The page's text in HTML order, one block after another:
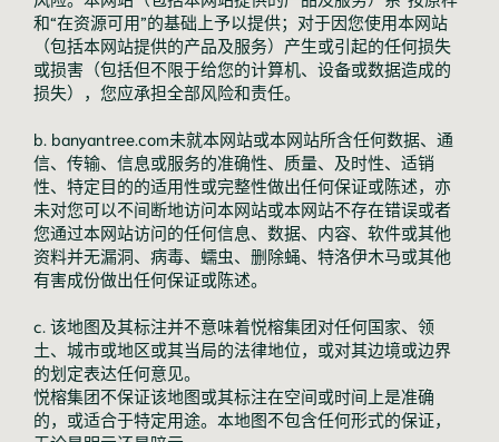
和“在资源可用”的基础上予以提供；对于因您使用本网站
（包括本网站提供的产品及服务）产生或引起的任何损失
或损害（包括但不限于给您的计算机、设备或数据造成的
损失），您应承担全部风险和责任。
b. banyantree.com未就本网站或本网站所含任何数据、通
信、传输、信息或服务的准确性、质量、及时性、适销
性、特定目的的适用性或完整性做出任何保证或陈述，亦
未对您可以不间断地访问本网站或本网站不存在错误或者
您通过本网站访问的任何信息、数据、内容、软件或其他
资料并无漏洞、病毒、蠕虫、删除蝇、特洛伊木马或其他
有害成份做出任何保证或陈述。
c. 该地图及其标注并不意味着悦榕集团对任何国家、领
土、城市或地区或其当局的法律地位，或对其边境或边界
的划定表达任何意见。
悦榕集团不保证该地图或其标注在空间或时间上是准确
的，或适合于特定用途。本地图不包含任何形式的保证，